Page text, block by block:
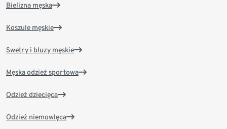
Bielizna męska
Koszule męskie
Swetry i bluzy męskie
Męska odzież sportowa
Odzież dziecięca
Odzież niemowlęca